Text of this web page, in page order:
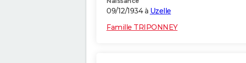
09/12/1934 à Uzelle
Famille TRIPONNEY